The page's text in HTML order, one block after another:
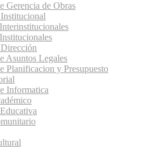
Gerencia de Obras
Asuntos Legales
Planificacion y Presupuesto
Informatica